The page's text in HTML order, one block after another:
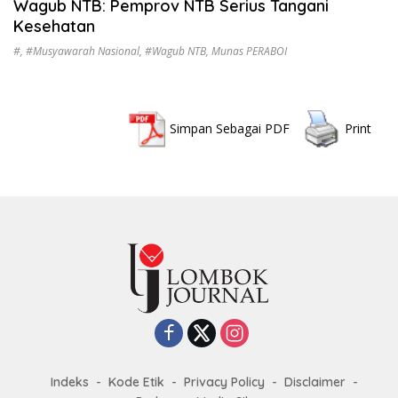
Wagub NTB: Pemprov NTB Serius Tangani
Kesehatan
#, #Musyawarah Nasional, #Wagub NTB, Munas PERABOI
Simpan Sebagai PDF Print
Indeks Kode Etik Privacy Policy
Disclaimer